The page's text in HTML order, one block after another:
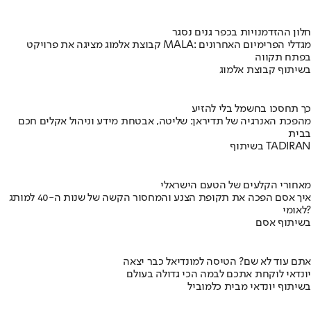
חלון ההזדמנויות בכפר גנים נסגר
קבוצת אלמוג מציגה את פרויקט MALA: מגדלי הפרימיום האחרונים
בפתח תקווה
בשיתוף קבוצת אלמוג
כך תחסכו בחשמל בלי להזיע
מהפכת האנרגיה של תדיראן: שליטה, אבטחת מידע וניהול אקלים חכם
בבית
בשיתוף TADIRAN
מאחורי הקלעים של הטעם הישראלי
איך אסם הפכה את תקופת הצנע והמחסור הקשה של שנות ה-40 למותג
לאומי?
בשיתוף אסם
אתם עוד לא שם? הטיסה למונדיאל כבר יצאה
יונדאי לוקחת אתכם לבמה הכי גדולה בעולם
בשיתוף יונדאי מבית כלמוביל